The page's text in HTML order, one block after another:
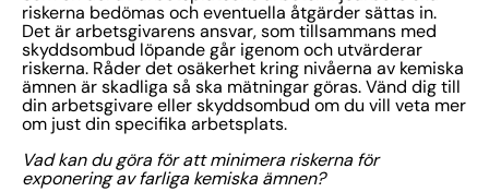
riskerna bedömas och eventuella åtgärder sättas in.
Det är arbetsgivarens ansvar, som tillsammans med
skyddsombud löpande går igenom och utvärderar
riskerna. Råder det osäkerhet kring nivåerna av kemiska
ämnen är skadliga så ska mätningar göras. Vänd dig till
din arbetsgivare eller skyddsombud om du vill veta mer
om just din specifika arbetsplats.
Vad kan du göra för att minimera riskerna för
exponering av farliga kemiska ämnen?